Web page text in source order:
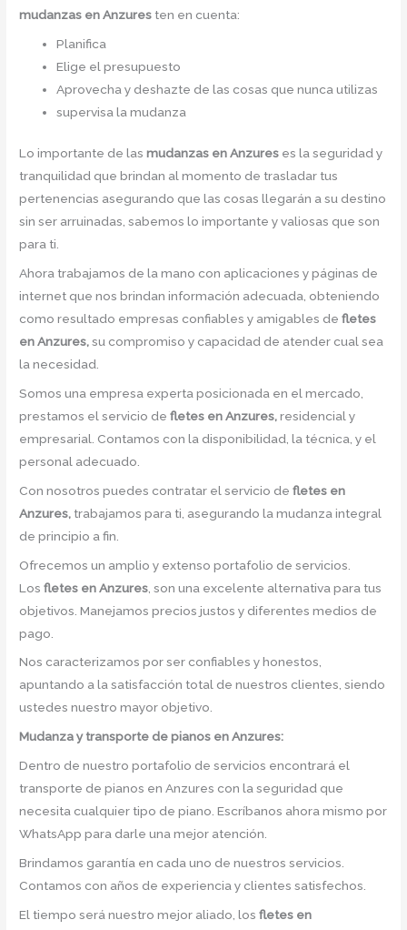
mudanzas en Anzures ten en cuenta:
Planifica
Elige el presupuesto
Aprovecha y deshazte de las cosas que nunca utilizas
supervisa la mudanza
Lo importante de lasmudanzas en Anzures es la seguridad y
tranquilidad que brindan al momento de trasladar tus
pertenencias asegurando que las cosas llegarán a su destino
sin ser arruinadas, sabemos lo importante y valiosas que son
para ti.
Ahora trabajamos de la mano con aplicaciones y páginas de
internet que nos brindan información adecuada, obteniendo
como resultado empresas confiables y amigables defletes
en Anzures,su compromiso y capacidad de atender cual sea
la necesidad.
Somos una empresa experta posicionada en el mercado,
prestamos el servicio defletes en Anzures,residencial y
empresarial. Contamos con la disponibilidad, la técnica, y el
personal adecuado.
Con nosotros puedes contratar el servicio defletes en
Anzures, trabajamos para ti, asegurando la mudanza integral
de principio a fin.
Ofrecemos un amplio y extenso portafolio de servicios.
Losfletes en Anzures , son una excelente alternativa para tus
objetivos. Manejamos precios justos y diferentes medios de
pago.
Nos caracterizamos por ser confiables y honestos,
apuntando a la satisfacción total de nuestros clientes, siendo
ustedes nuestro mayor objetivo.
Mudanza y transporte de pianos en Anzures:
Dentro de nuestro portafolio de servicios encontrará el
transporte de pianos en Anzures con la seguridad que
necesita cualquier tipo de piano. Escríbanos ahora mismo por
WhatsApp para darle una mejor atención.
Brindamos garantía en cada uno de nuestros servicios.
Contamos con años de experiencia y clientes satisfechos.
El tiempo será nuestro mejor aliado, losfletes en